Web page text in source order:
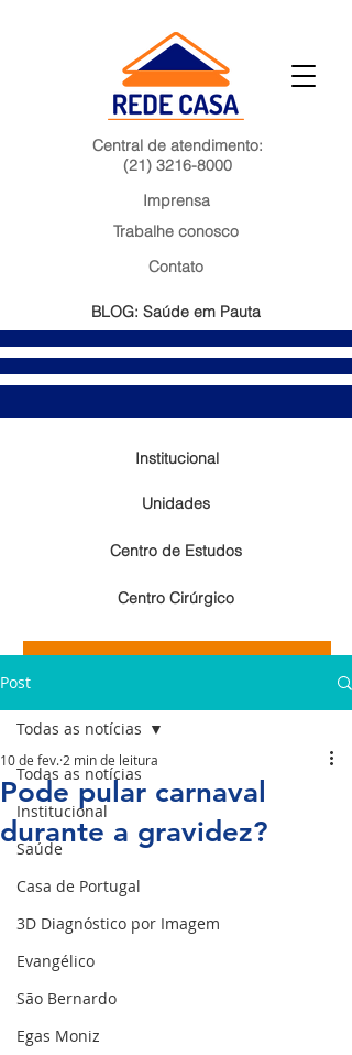
Central de atendimento:
(21) 3216-8000
Unidades
Centro Cirúrgico
Centro de Estudos
Institucional
Imprensa
Trabalhe conosco
Contato
BLOG: Saúde em Pauta
Resultados de exames laboratoriais
Post
Todas as notícias
Institucional
Saúde
Casa de Portugal
3D Diagnóstico por Imagem
Evangélico
São Bernardo
Egas Moniz
Todas as notícias
Pode pular carnaval
durante a gravidez?
10 de fev. 2 min de leitura